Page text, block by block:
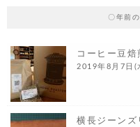
〇年前
コーヒー豆
2019年8月7日(
横長ジーンズ